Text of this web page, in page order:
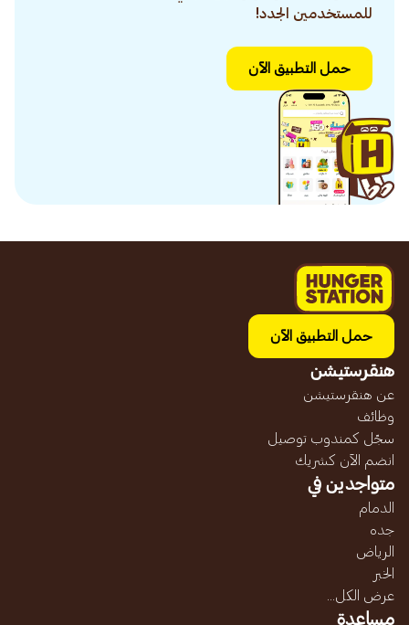
للمستخدمين الجدد!
حمل التطبيق الآن
حمل التطبيق الآن
هنقرستيشن
عن هنقرستيشن
وظائف
سجّل كمندوب توصيل
انضم الآن كشريك
متواجدين في
الدمام
جده
الرياض
الخبر
عرض الكل...
مساعدة